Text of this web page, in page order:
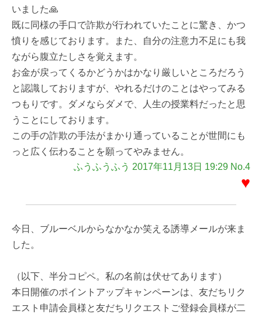
いました🙏
既に同様の手口で詐欺が行われていたことに驚き、かつ
憤りを感じております。また、自分の注意力不足にも我
ながら腹立たしさを覚えます。
お金が戻ってくるかどうかはかなり厳しいところだろう
と認識しておりますが、やれるだけのことはやってみる
つもりです。ダメならダメで、人生の授業料だったと思
うことにしております。
この手の詐欺の手法がまかり通っていることが世間にも
っと広く伝わることを願ってやみません。
ふうふうふう 2017年11月13日 19:29 No.4
♥
今日、ブルーベルからなかなか笑える誘導メールが来ま
した。
（以下、半分コピペ。私の名前は伏せてあります）
本日開催のポイントアップキャンペーンは、友だちリク
エスト申請会員様と友だちリクエストご登録会員様が二